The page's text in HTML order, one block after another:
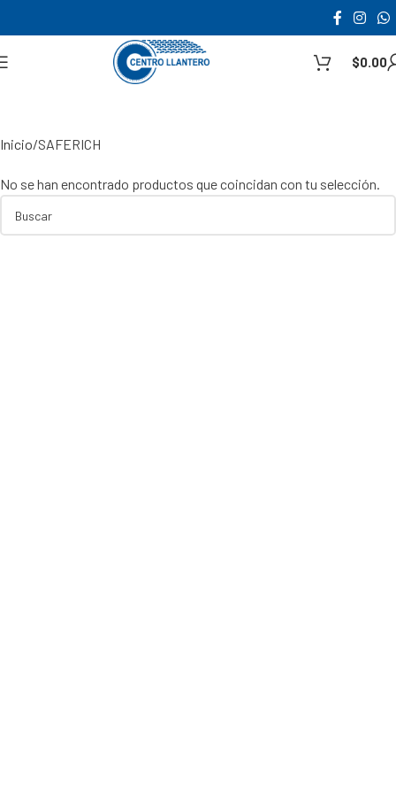
$0.00
Inicio SAFERICH
No se han encontrado productos que coincidan con tu selección.